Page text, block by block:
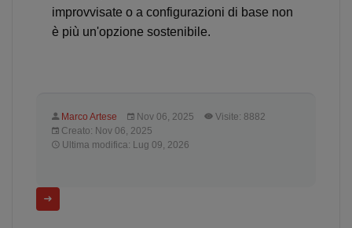
improvvisate o a configurazioni di base non
è più un'opzione sostenibile.
Marco Artese Nov 06, 2025
Visite: 8882
Creato: Nov 06, 2025
Ultima modifica: Lug 09, 2026